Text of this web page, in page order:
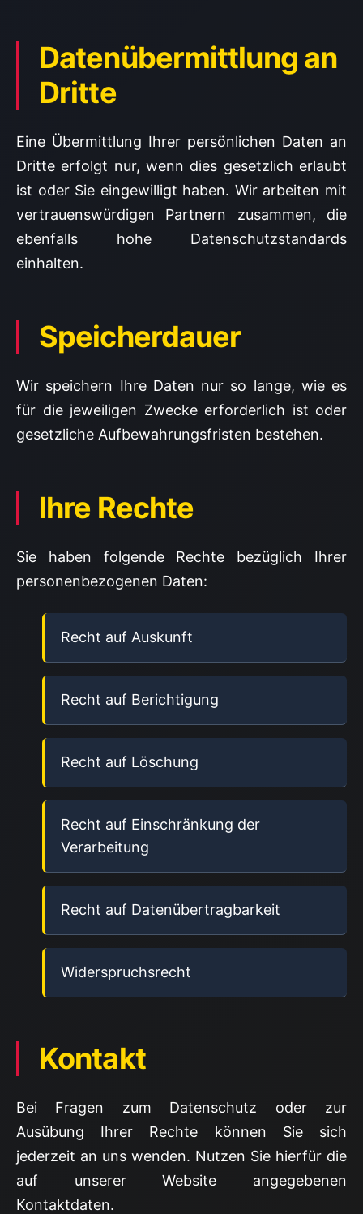
Datenübermittlung an
Dritte
Eine Übermittlung Ihrer persönlichen Daten an
Dritte erfolgt nur, wenn dies gesetzlich erlaubt
ist oder Sie eingewilligt haben. Wir arbeiten mit
vertrauenswürdigen Partnern zusammen, die
ebenfalls hohe Datenschutzstandards
einhalten.
Speicherdauer
Wir speichern Ihre Daten nur so lange, wie es
für die jeweiligen Zwecke erforderlich ist oder
gesetzliche Aufbewahrungsfristen bestehen.
Ihre Rechte
Sie haben folgende Rechte bezüglich Ihrer
personenbezogenen Daten:
Recht auf Auskunft
Recht auf Berichtigung
Recht auf Löschung
Recht auf Einschränkung der
Verarbeitung
Recht auf Datenübertragbarkeit
Widerspruchsrecht
Kontakt
Bei Fragen zum Datenschutz oder zur
Ausübung Ihrer Rechte können Sie sich
jederzeit an uns wenden. Nutzen Sie hierfür die
auf unserer Website angegebenen
Kontaktdaten.